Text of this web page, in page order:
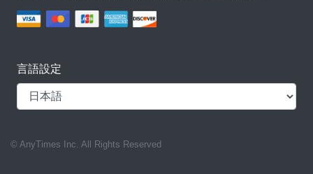
言語設定
© AnyTimes Inc. All Rights Reserved